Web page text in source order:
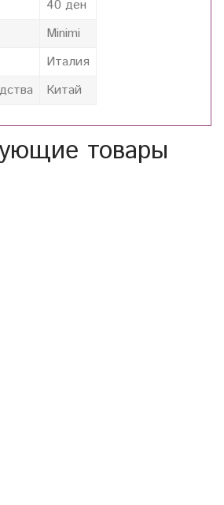
40 ден
Minimi
Италия
Китай
товары